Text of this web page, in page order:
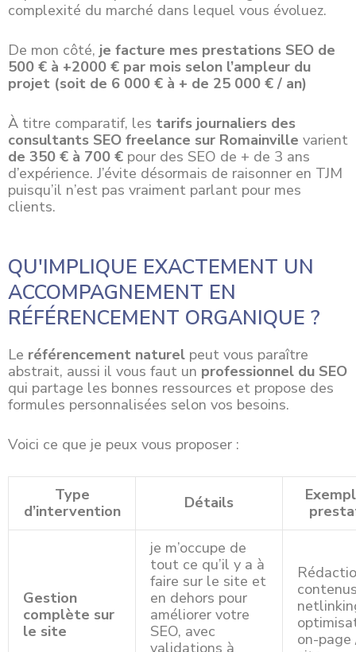
complexité du marché dans lequel vous évoluez.
De mon côté, je facture mes prestations SEO de
500 € à +2000 € par mois selon l’ampleur du
projet (soit de 6 000 € à + de 25 000 € / an)
À titre comparatif, les tarifs journaliers des
consultants SEO freelance sur Romainville varient
de 350 € à 700 € pour des SEO de + de 3 ans
d’expérience. J’évite désormais de raisonner en TJM
puisqu’il n’est pas vraiment parlant pour mes
clients.
QU'IMPLIQUE EXACTEMENT UN
ACCOMPAGNEMENT EN
RÉFÉRENCEMENT ORGANIQUE ?
Le référencement naturel peut vous paraître
abstrait, aussi il vous faut un professionnel du SEO
qui partage les bonnes ressources et propose des
formules personnalisées selon vos besoins.
Voici ce que je peux vous proposer :
Type
d’intervention
Détails
Gestion
complète sur
le site
je m’occupe de
tout ce qu’il y a à
faire sur le site et
en dehors pour
améliorer votre
SEO, avec
on-page